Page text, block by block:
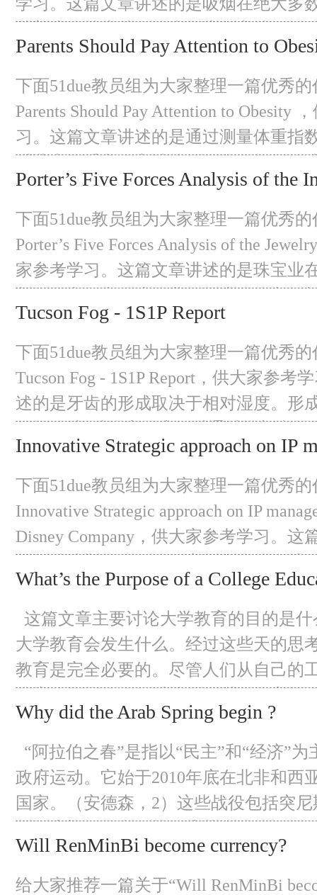
烟。然而，这些大学生是否应该合法吸
是争论不休的话题，至今仍未达成一致
那些年满18岁的人可以被允许吸烟，因
Parents Should Pay Attention to
下面51due教员组为大家整理一篇优秀
Parents Should Pay Attention to Obesity
习。这篇文章讲述的是通过测量体重指
胖。与同年龄和性别的同龄人相比，体
以上的儿童被认为超重，实际上，甚至
也被归类为肥胖风险人群。
Porter’s Five Forces Analysis of the
下面51due教员组为大家整理一篇优秀
Porter’s Five Forces Analysis of the
家参考学习。这篇文章讲述的是珠宝业
的部分，奢侈品部分，和溢价部分。由
生活中并不被认为是必需品，它使行业
为品牌意识和销售主
Tucson Fog - 1S1P Report
下面51due教员组为大家整理一篇优秀
Tucson Fog - 1S1P Report，供大家参考
述的是牙齿的形成取决于相对湿度。形
空气温度来实现。当一个区域的空气相
要稍微冷却一下，相对湿度就可以达到
可能在这些地区形成。 Tucson
Innovative Strategic approach on IP
The Walt Disney Company
下面51due教员组为大家整理一篇优秀
Innovative Strategic approach on IP
Disney Company，供大家参考学习。这
多个业务部门，包括媒体网络、公园和
娱乐和消费品以及互动。在迪士尼向美
会
What’s the Purpose of a College
这篇文章主要讨论大学教育的目的是
大学教育会发生什么。经过这些天的思
教育是完全必要的。尽管人们从自己的
够。大学教育是必不可少的。这是培养
塑造一个人的性格，帮助人们对自己的
的头脑，并为社会提供有用的公民身份
Why did the Arab Spring begin ?
“阿拉伯之春”是指以“民主”和“经济”
政府运动。它始于2010年底在北非和西
国家。（安德森，2）这些战役包括突
政府的控制，其迅速蔓延引起了世界各
阿拉伯之春的导火索是突尼斯发生的自
Will RenMinBi become currency?
给大家推荐一篇关于“Will RenMinBi